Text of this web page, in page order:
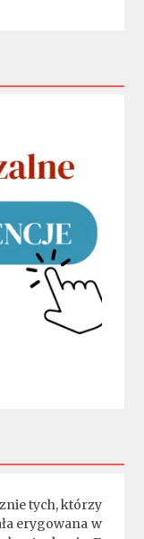
tych, którzy
erygowana w